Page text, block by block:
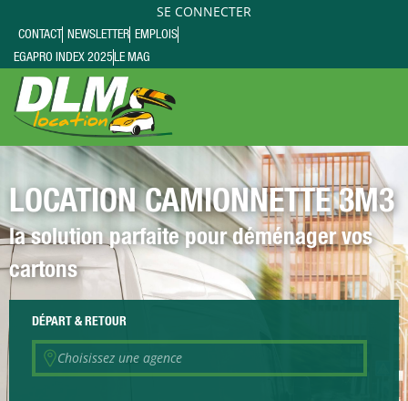
SE CONNECTER
CONTACT NEWSLETTER EMPLOIS
EGAPRO INDEX 2025LE MAG
LOCATION CAMIONNETTE 3M3
la solution parfaite pour déménager vos
cartons
DÉPART& RETOUR
Choisissez une agence